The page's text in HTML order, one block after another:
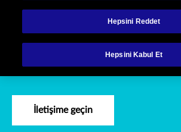
Kirliliği
Sigortası
İletişime geçin
Hepsini Reddet
Hepsini Kabul Et